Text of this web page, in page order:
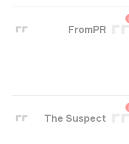
FromPR
The Suspect